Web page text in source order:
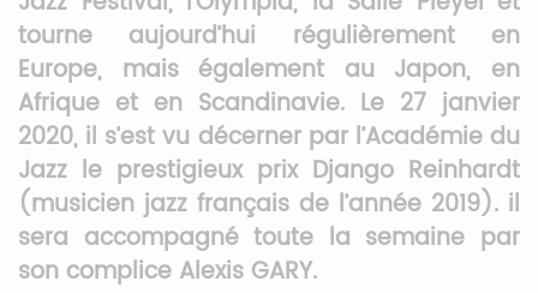
tourne aujourd’hui régulièrement en
Europe, mais également au Japon, en
Afrique et en Scandinavie. Le 27 janvier
2020, il s’est vu décerner par l’Académie du
Jazz le prestigieux prix Django Reinhardt
(musicien jazz français de l’année 2019). il
sera accompagné toute la semaine par
son complice Alexis GARY.